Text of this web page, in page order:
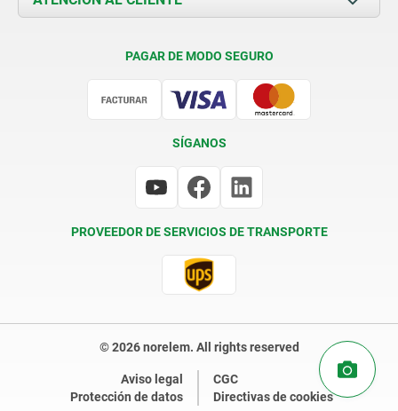
PAGAR DE MODO SEGURO
SÍGANOS
PROVEEDOR DE SERVICIOS DE TRANSPORTE
© 2026 norelem. All rights reserved
Aviso legal
CGC
Protección de datos
Directivas de cookies